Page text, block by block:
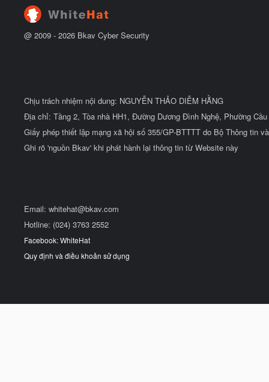
@ 2009 - 2026 Bkav Cyber Security
Chịu trách nhiệm nội dung: NGUYỄN THẢO DIỄM HẰNG
Địa chỉ: Tầng 2, Tòa nhà HH1, Đường Dương Đình Nghệ, Phường
Giấy phép thiết lập mạng xã hội số 355/GP-BTTTT do Bộ Thông tin
Ghi rõ 'nguồn Bkav' khi phát hành lại thông tin từ Website này
Email: whitehat@bkav.com
Hotline: (024) 3763 2552
Facebook: WhiteHat
Quy định và điều khoản sử dụng